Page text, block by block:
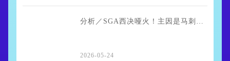
分析／SGA西决哑火！主因是马刺针对性防守还是MVP自身状态低迷？
2026-05-24